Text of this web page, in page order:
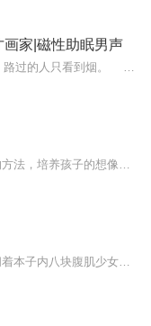
家|磁性助眠男声